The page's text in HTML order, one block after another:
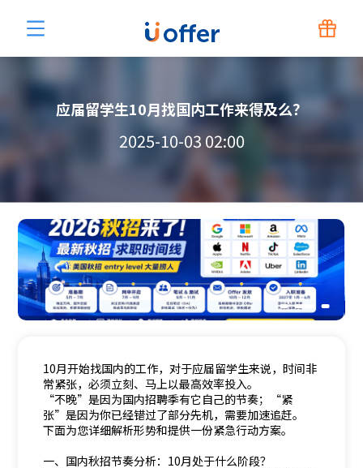
应届留学生10月找国内工作来得及么？
2025-10-03 02:00
10月开始找国内的工作，对于应届留学生来说，时间非
常紧张，必须立刻、马上以最高效率投入。
“不晚”是因为国内招聘季有它自己的节奏；“紧
张”是因为你已经错过了部分先机，需要加速追赶。
下面为您详细解析形势和提供一份紧急行动方案。
一、国内秋招节奏分析：10月处于什么阶段？